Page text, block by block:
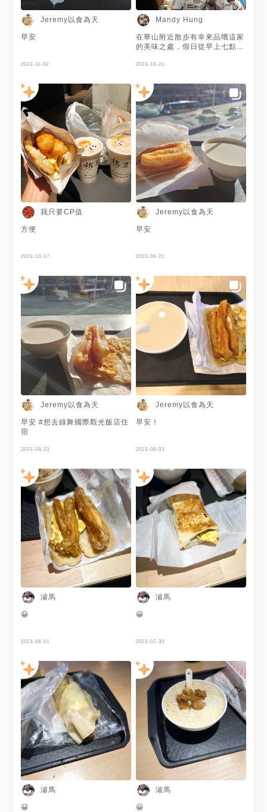
#豆漿 #厚燒餅 #米漿 #蛋餅 #
阜杭豆漿 #台北美食
Jeremy以食為天
早安
2023-11-02
Mandy Hung
在華山附近散步有幸來品嚐這家
的美味之處，假日從早上七點半
年米其林必比登推薦的早點店。
間寬敞，可用line pay，價格平
實，主要以油條厚薄燒餅為主
打。
2023-10-21
我只要CP值
方便
2023-10-17
Jeremy以食為天
早安
2023-09-21
Jeremy以食為天
早安 #想去綠舞國際觀光飯店住
宿
2023-08-23
Jeremy以食為天
早安！
2023-08-03
濬馬
😀
2023-08-01
濬馬
😀
2023-07-30
濬馬
😀
濬馬
😀